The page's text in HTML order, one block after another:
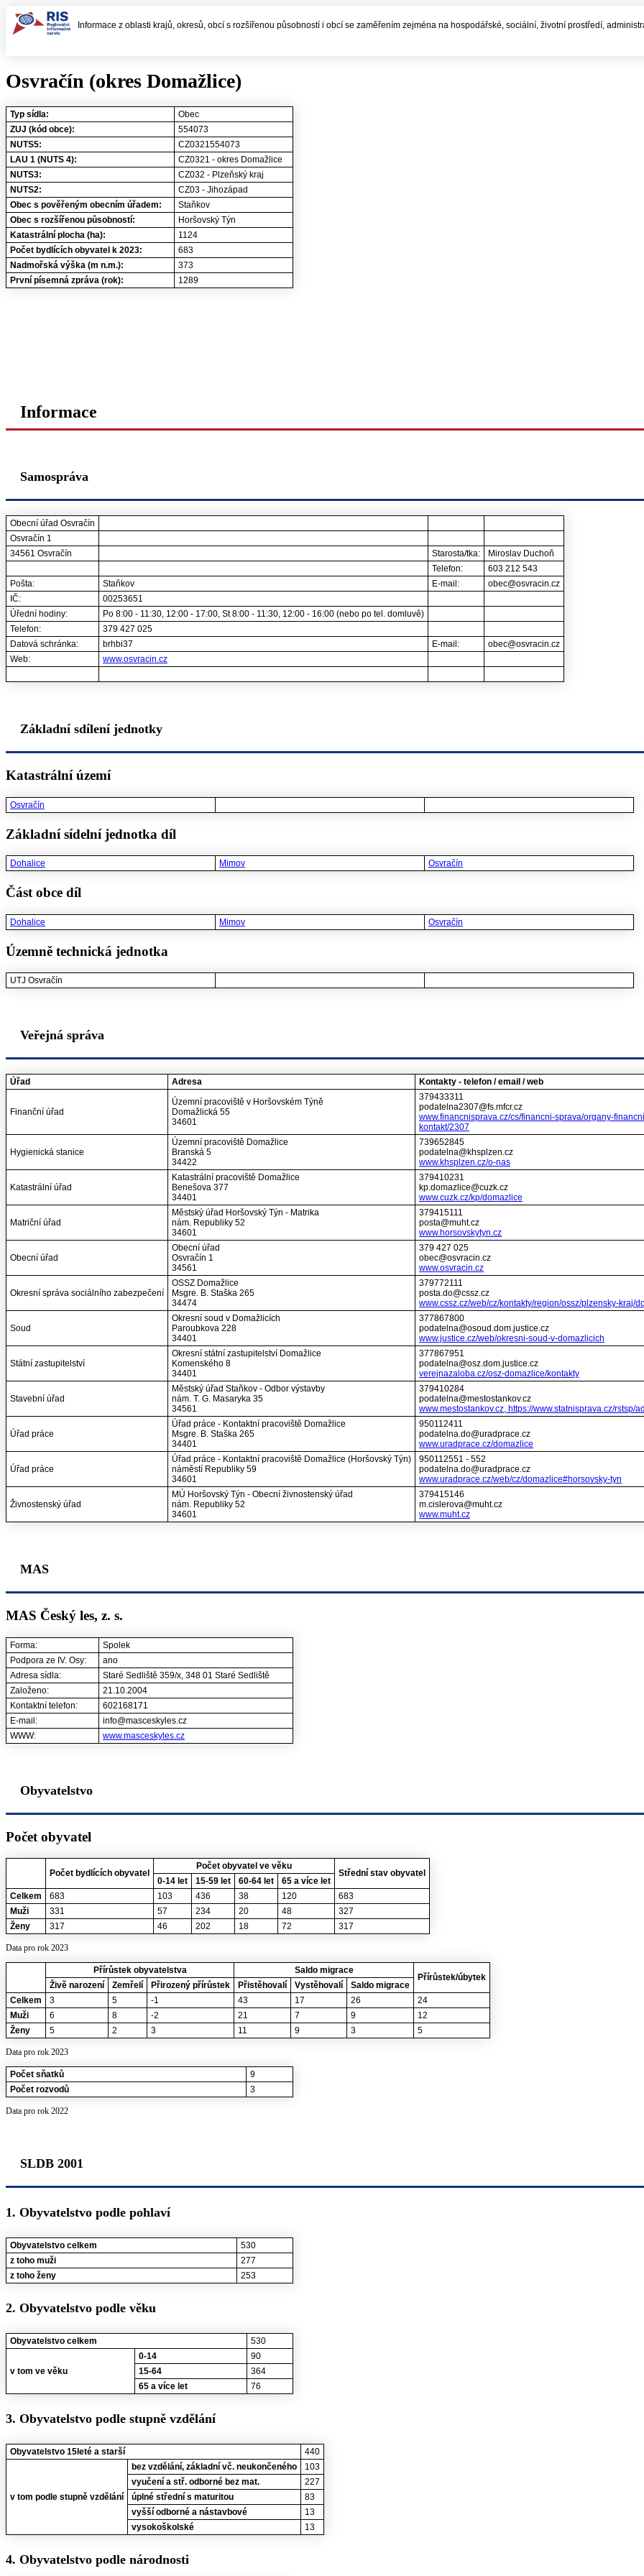
Informace z oblasti krajů, okresů, obcí s rozšířenou působností i obcí se zaměřením zejména na hospodářské, sociální, životní prostředí,
Osvračín (okres Domažlice)
Typ sídla:
Obec
ZUJ (kód obce):
554073
NUTS5:
CZ0321554073
LAU 1 (NUTS 4):
CZ0321 - okres Domažlice
NUTS3:
CZ032 - Plzeňský kraj
NUTS2:
CZ03 - Jihozápad
Obec s pověřeným obecním úřadem:
Staňkov
Obec s rozšířenou působností:
Horšovský Týn
Katastrální plocha (ha):
1124
Počet bydlících obyvatel k 2023:
683
Nadmořská výška (m n.m.):
373
První písemná zpráva (rok):
1289
Informace
Samospráva
Obecní úřad Osvračín
Osvračín 1
34561 Osvračín
Starosta/tka:
Miroslav Duchoň
Telefon:
603 212 543
Pošta:
Staňkov E-mail:
obec@osvracin.cz
IČ:
00253651
Úřední hodiny:
Po 8:00 - 11:30, 12:00 - 17:00, St 8:00 - 11:30, 12:00 - 16:00 (nebo po tel. domluvě)
Telefon:
379 427 025
Datová schránka:
brhbi37 E-mail:
obec@osvracin.cz
Web:
www.osvracin.cz
Základní sdílení jednotky
Katastrální území
Osvračín
Základní sídelní jednotka díl
Dohalice Mimov Osvračín
Část obce díl
Dohalice Mimov Osvračín
Územně technická jednotka
UTJ Osvračín
Veřejná správa
Úřad Adresa Kontakty - telefon / email / web
Finanční úřad
Územní pracoviště v Horšovském Týně
Domažlická 55
34601
379433311
podatelna2307@fs.mfcr.cz
www.financnisprava.cz/cs/financni-sprava/organy-
kontakt/2307
Hygienická stanice
Územní pracoviště Domažlice
Branská 5
34422
739652845
podatelna@khsplzen.cz
www.khsplzen.cz/o-nas
Katastrální úřad
Katastrální pracoviště Domažlice
Benešova 377
34401
379410231
kp.domazlice@cuzk.cz
www.cuzk.cz/kp/domazlice
Matriční úřad
Městský úřad Horšovský Týn - Matrika
nám. Republiky 52
34601
379415111
posta@muht.cz
www.horsovskytyn.cz
Obecní úřad
Obecní úřad
Osvračín 1
34561
379 427 025
obec@osvracin.cz
www.osvracin.cz
Okresní správa sociálního zabezpečení
OSSZ Domažlice
Msgre. B. Staška 265
34474
379772111
posta.do@cssz.cz
www.cssz.cz/web/cz/kontakty/region/ossz/plzensky-kraj/
Soud
Okresní soud v Domažlicích
Paroubkova 228
34401
377867800
podatelna@osoud.dom.justice.cz
www.justice.cz/web/okresni-soud-v-domazlicich
Státní zastupitelství
Okresní státní zastupitelství Domažlice
Komenského 8
34401
377867951
podatelna@osz.dom.justice.cz
verejnazaloba.cz/osz-domazlice/kontakty
Stavební úřad
Městský úřad Staňkov - Odbor výstavby
nám. T. G. Masaryka 35
34561
379410284
podatelna@mestostankov.cz
www.mestostankov.cz, https://www.statnisprava.cz/rstsp/
Úřad práce
Úřad práce - Kontaktní pracoviště Domažlice
Msgre. B. Staška 265
34401
950112411
podatelna.do@uradprace.cz
www.uradprace.cz/domazlice
Úřad práce
Úřad práce - Kontaktní pracoviště Domažlice (Horšovský Týn)
náměstí Republiky 59
34601
950112551 - 552
podatelna.do@uradprace.cz
www.uradprace.cz/web/cz/domazlice#horsovsky-tyn
Živnostenský úřad
MÚ Horšovský Týn - Obecní živnostenský úřad
nám. Republiky 52
34601
379415146
m.cislerova@muht.cz
www.muht.cz
MAS
MAS Český les, z. s.
Forma:
Spolek
Podpora ze IV. Osy:
ano
Adresa sídla:
Staré Sedliště 359/x, 348 01 Staré Sedliště
Založeno:
21.10.2004
Kontaktní telefon:
602168171
E-mail:
info@masceskyles.cz
WWW:
www.masceskyles.cz
Obyvatelstvo
Počet obyvatel
Počet bydlících obyvatel
Počet obyvatel ve věku
Střední stav obyvatel
0-14 let 15-59 let 60-64 let
65 a více let
Celkem
683 103 436 38 120
683
Muži
331 57 234 20 48
327
Ženy
317 46 202 18 72 317
Data pro rok 2023
Přírůstek obyvatelstva Saldo migrace
Přírůstek/úbytek
Živě narození Zemřelí Přirozený přírůstek Přistěhovalí Vystěhovalí
Saldo migrace
Celkem
3 5 -1 43 17 26
24
Muži
6 8 -2 21 7 9
12
Ženy
5 2 3 11 9 3 5
Data pro rok 2023
Počet sňatků
9
Počet rozvodů
3
Data pro rok 2022
SLDB 2001
1. Obyvatelstvo podle pohlaví
Obyvatelstvo celkem
530
z toho muži
277
z toho ženy
253
2. Obyvatelstvo podle věku
Obyvatelstvo celkem 530
v tom ve věku
0-14
90
15-64
364
65 a více let
76
3. Obyvatelstvo podle stupně vzdělání
Obyvatelstvo 15leté a starší 440
v tom podle stupně vzdělání
bez vzdělání, základní vč. neukončeného
103
vyučení a stř. odborné bez mat.
227
úplné střední s maturitou
83
vyšší odborné a nástavbové
13
vysokoškolské
13
4. Obyvatelstvo podle národnosti